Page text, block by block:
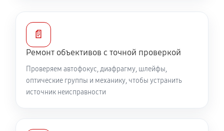
Устранение механических повреждений
Ремонт электроники объектива Canon CN-E
COMPACT-SERVO 70-200 mm T4.4 L IS KAS S
1040 руб
📄
Ремонт объективов с точной проверкой
Проверяем автофокус, диафрагму, шлейфы,
оптические группы и механику, чтобы устранить
источник неисправности